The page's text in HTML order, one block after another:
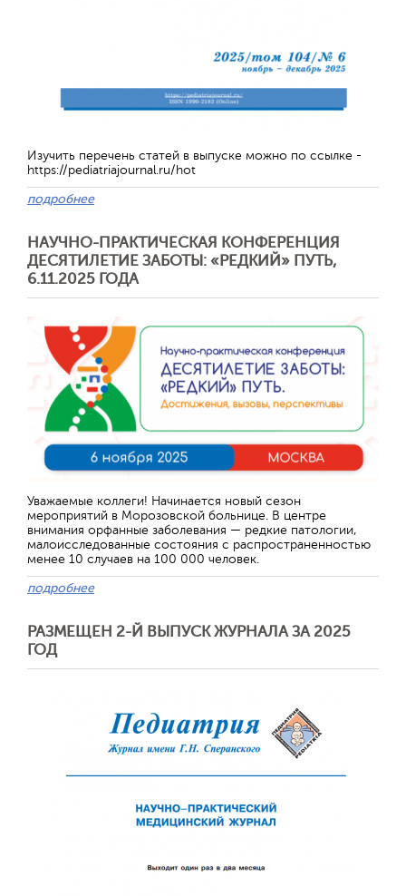
Изучить перечень статей в выпуске можно по ссылке -
https://pediatriajournal.ru/hot
подробнее
НАУЧНО-ПРАКТИЧЕСКАЯ КОНФЕРЕНЦИЯ
ДЕСЯТИЛЕТИЕ ЗАБОТЫ: «РЕДКИЙ» ПУТЬ,
6.11.2025 ГОДА
Уважаемые коллеги! Начинается новый сезон
мероприятий в Морозовской больнице. В центре
внимания орфанные заболевания — редкие патологии,
малоисследованные состояния с распространенностью
менее 10 случаев на 100 000 человек.
подробнее
РАЗМЕЩЕН 2-Й ВЫПУСК ЖУРНАЛА ЗА 2025
ГОД